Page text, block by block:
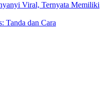
Viral, Ternyata Memiliki
Tanda dan Cara